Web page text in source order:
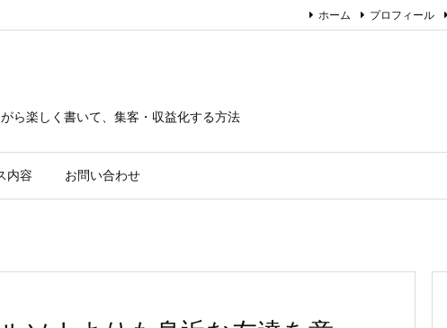
ら楽しく書いて、集客・収益化する方法
内容 お問い合わせ
ホーム プロフィール